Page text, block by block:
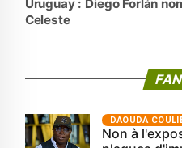
Uruguay : Diego Forlán
Celeste
‎DAOUDA
Non à